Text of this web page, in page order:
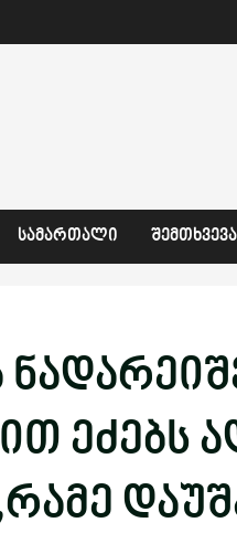
ᲡᲐᲛᲐᲠᲗᲐᲚᲘ ᲨᲔᲛᲗᲮᲕᲔᲕᲐ
ეძებს